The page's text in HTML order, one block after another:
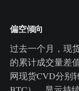
偏空倾向
过去一个月，现
的累计成交量差
网现货CVD分别